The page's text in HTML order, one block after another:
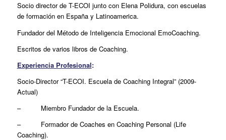
Socio director de T-ECOI junto con Elena Polidura, con escuelas
de formación en España y Latinoamerica.
Fundador del Método de Inteligencia Emocional EmoCoaching.
Escritos de varios libros de Coaching.
Experiencia Profesional:
Socio-Director “T-ECOI. Escuela de Coaching Integral” (2009-
Actual)
– Miembro Fundador de la Escuela.
– Formador de Coaches en Coaching Personal (Life
Coaching).